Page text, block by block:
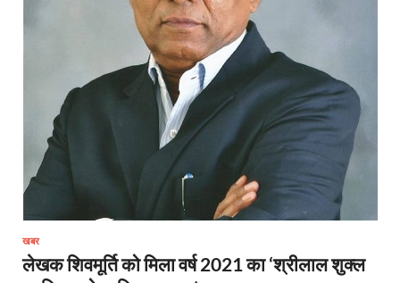
खबर
लेखक शिवमूर्ति को मिला वर्ष 2021 का ‘श्रीलाल शुक्ल